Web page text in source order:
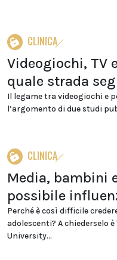
CLINICA
Videogiochi, TV
quale strada
Il legame tra videogiochi e
l’argomento di due studi
CLINICA
Media, bambini
possibile
Perché è così difficile
adolescenti? A chiederselo
University...